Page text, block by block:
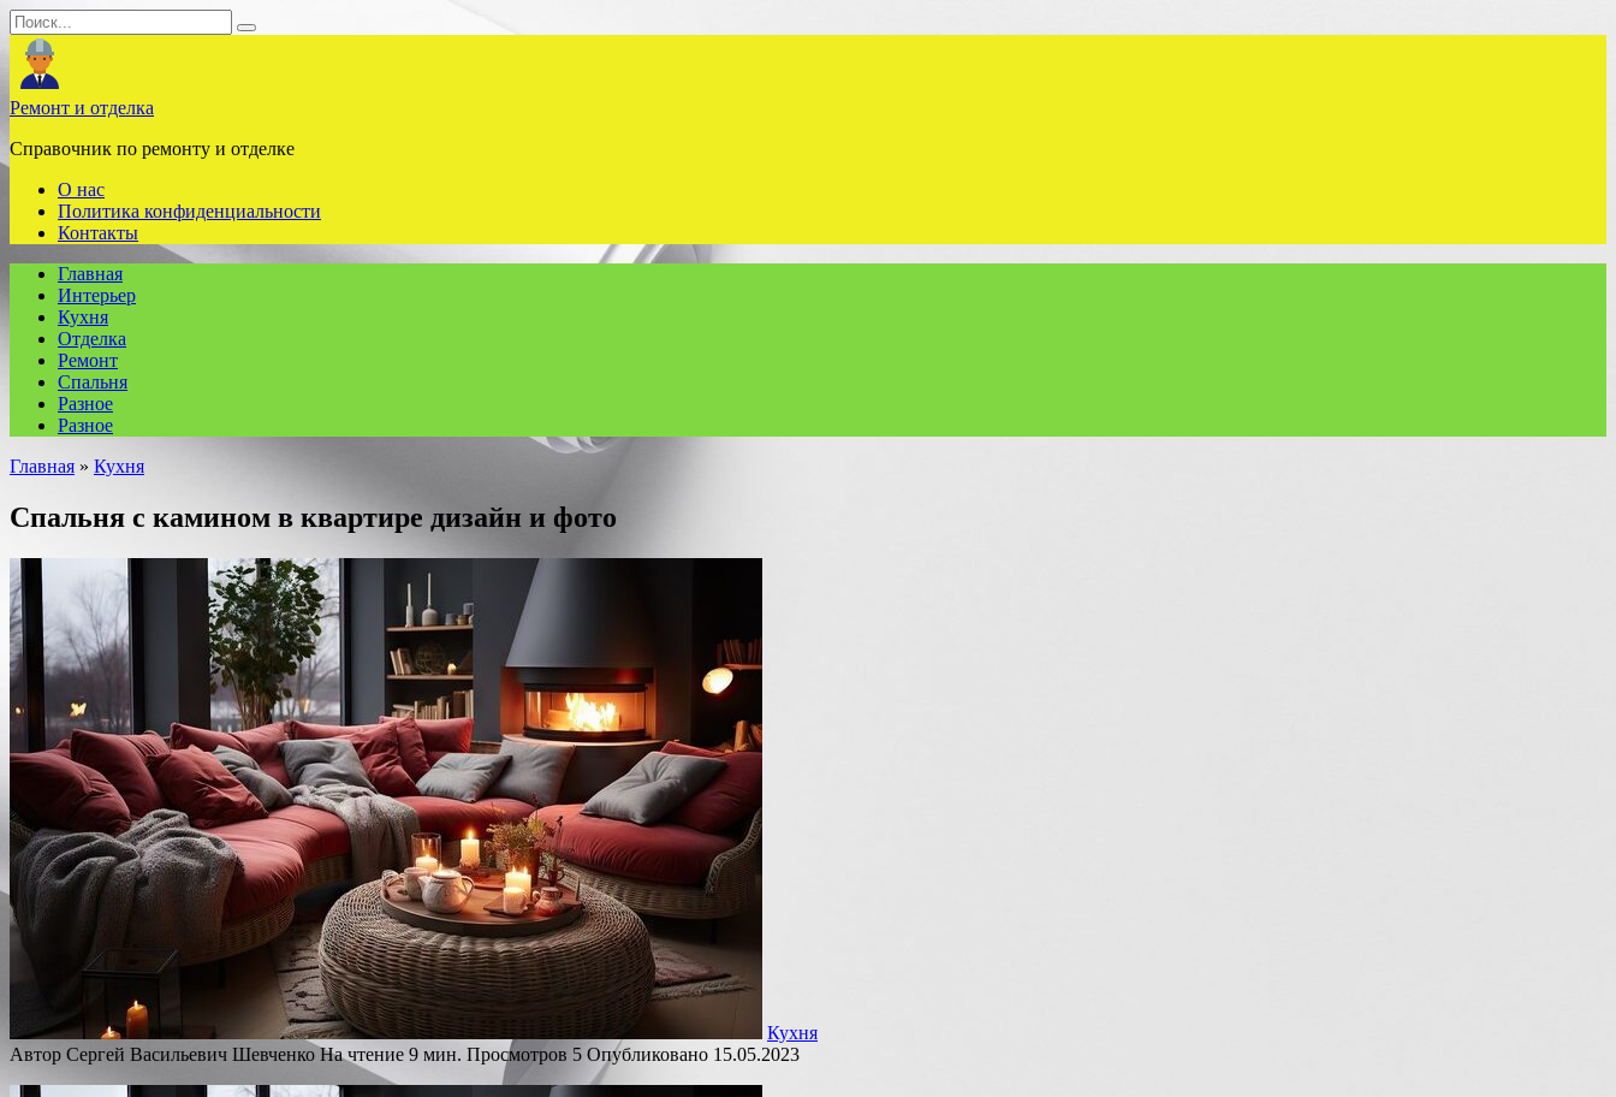
Перейти
к
содержанию
Search
for:
Ремонт и отделка
Справочник по ремонту и отделке
О нас
Политика конфиденциальности
Контакты
Главная
Интерьер
Кухня
Отделка
Ремонт
Спальня
Разное
Разное
Главная » Кухня
Спальня с камином в квартире дизайн и фото
Кухня
Автор Сергей Васильевич Шевченко На чтение 9 мин. Просмотров 5 Опубликовано 15.05.2023